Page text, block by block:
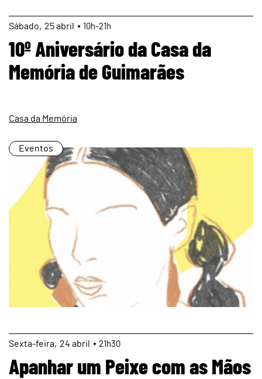
page
25abril
Sábado 10h-21h
10º Aniversário da Casa da
Memória de Guimarães
Casa da Memória
Eventos
page
24 abril
Sexta 21h30
Apanhar um Peixe com as Mãos